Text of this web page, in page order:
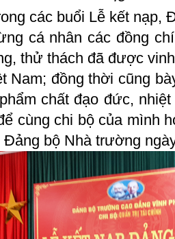
các buổi Lễ kết nạp,
cá nhân các đồng
thử thách đã được
Nam; đồng thời cũng
chất đạo đức,
cùng chi bộ của mình
bộ Nhà trường